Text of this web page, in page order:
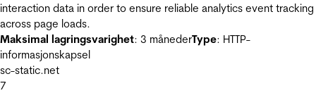
interaction data in order to ensure reliable analytics event tracking
across page loads.
Maksimal lagringsvarighet: 3 månederType: HTTP-
informasjonskapsel
sc-static.net
7